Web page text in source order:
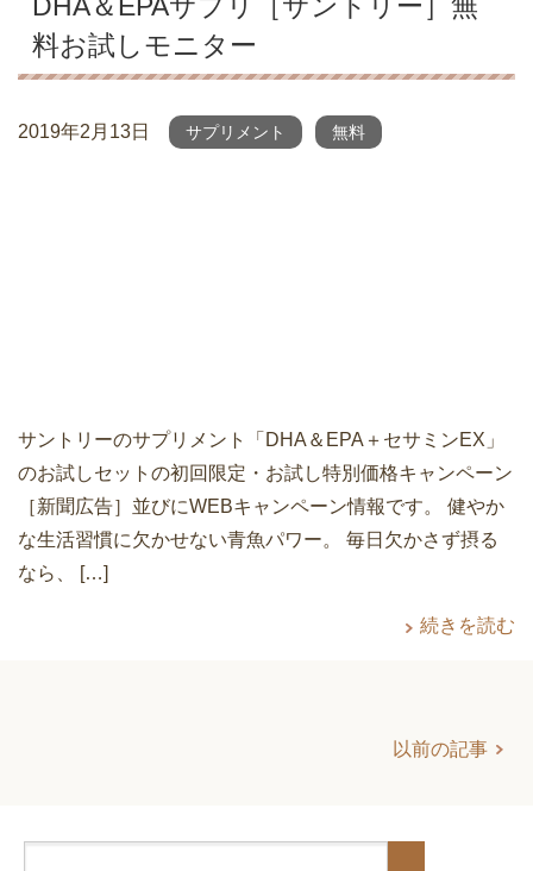
料お試しモニター
2019年2月13日 サプリメント 無料
サントリーのサプリメント「DHA＆EPA＋セサミンEX」
のお試しセットの初回限定・お試し特別価格キャンペーン
［新聞広告］並びにWEBキャンペーン情報です。 健やか
な生活習慣に欠かせない青魚パワー。 毎日欠かさず摂る
なら、 […]
続きを読む
以前の記事